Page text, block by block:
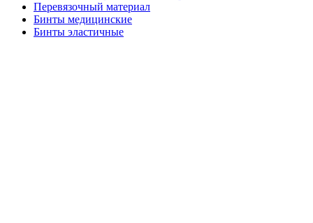
Перевязочный материал
Бинты медицинские
Бинты эластичные